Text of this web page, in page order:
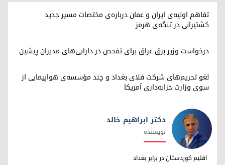
تفاهم اولیه‌ی ایران و عمان درباره‌ی مختصات مسیر جدید
کشتیرانی در تنگه‌ی هرمز
درخواست وزیر برق عراق برای تفحص در دارایی‌های مدیران پیشین
لغو تحریم‌های شرکت فلای بغداد و چند مؤسسه‌ی هواپیمایی از
سوی وزارت خزانه‌داری آمریکا
دکتر ابراهیم خالد
دکتر ابراهیم خالد
نویسنده
اقلیم کوردستان در برابر بغداد